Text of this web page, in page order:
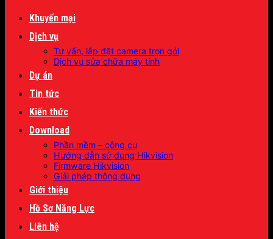
Khuyến mại
Dịch vụ
Tư vấn, lắp đặt camera trọn gói
Dịch vụ sửa chữa máy tính
Dự án
Tin tức
Kiến thức
Download
Phần mềm – công cụ
Hướng dẫn sử dụng Hikvision
Firmware Hikvision
Giải pháp thông dụng
Giới thiệu
Hồ Sơ Năng Lực
Liên hệ